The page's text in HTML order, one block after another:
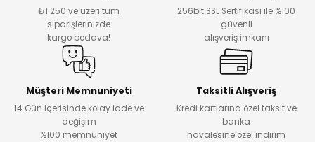
₺1.250 ve üzeri tüm
siparişlerinizde
kargo bedava!
256bit SSL Sertifikası ile %100
güvenli
alışveriş imkanı
Müşteri Memnuniyeti
14 Gün içerisinde kolay iade ve
değişim
%100 memnuniyet
Taksitli Alışveriş
Kredi kartlarına özel taksit ve
banka
havalesine özel indirim